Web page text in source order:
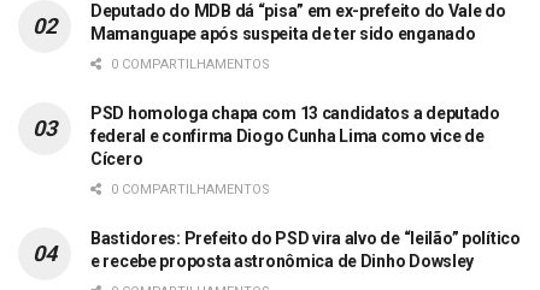
Deputado do MDB dá “pisa” em ex-prefeito do Vale do
Mamanguape após suspeita de ter sido enganado
0 COMPARTILHAMENTOS
PSD homologa chapa com 13 candidatos a deputado
federal e confirma Diogo Cunha Lima como vice de
Cícero
0 COMPARTILHAMENTOS
Bastidores: Prefeito do PSD vira alvo de “leilão” político
e recebe proposta astronômica de Dinho Dowsley